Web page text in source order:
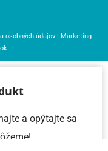
osobných údajov | Marketing
a opýtajte sa